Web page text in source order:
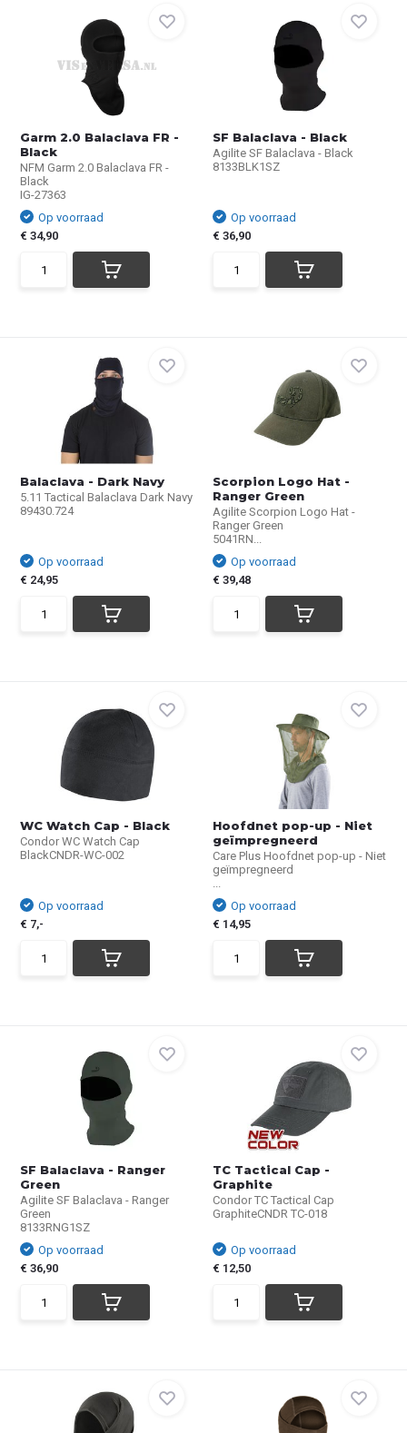
Garm 2.0 Balaclava FR -
Black
NFM Garm 2.0 Balaclava FR -
Black
IG-27363
Op voorraad
€ 34,90
SF Balaclava - Black
Agilite SF Balaclava - Black
8133BLK1SZ
Op voorraad
€ 36,90
Balaclava - Dark Navy
5.11 Tactical Balaclava Dark Navy
89430.724
Op voorraad
€ 24,95
Scorpion Logo Hat -
Ranger Green
Agilite Scorpion Logo Hat -
Ranger Green
5041RN...
Op voorraad
€ 39,48
WC Watch Cap - Black
Condor WC Watch Cap
BlackCNDR-WC-002
Op voorraad
€ 7,-
Hoofdnet pop-up - Niet
geïmpregneerd
Care Plus Hoofdnet pop-up - Niet
geïmpregneerd
...
Op voorraad
€ 14,95
SF Balaclava - Ranger
Green
Agilite SF Balaclava - Ranger
Green
8133RNG1SZ
Op voorraad
€ 36,90
TC Tactical Cap -
Graphite
Condor TC Tactical Cap
GraphiteCNDR TC-018
Op voorraad
€ 12,50